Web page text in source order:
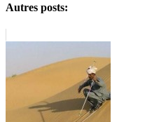
Autres posts: